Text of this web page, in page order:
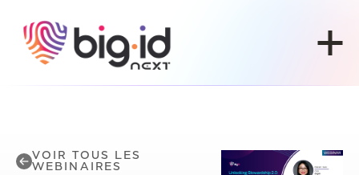
VOIR TOUS LES
WEBINAIRES